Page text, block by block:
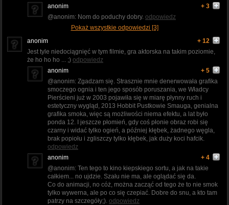
anonim
+ 3
@anonim: Nom do poduchy dobry. odpowiedz
Pokaż wszystkie odpowiedzi [3]
anonim
+ 12
Jest tyle niedociągnięć w tym filmie, gra aktorska na takim poziomie,
że ho ho ho ... ;) odpowiedz
anonim
+ 5
@anonim: Zgadzam się. Strasznie mnie denerwowała grafika
smoczego ognia i ten jego sposób poruszania, we Władcy
Pierścieni już w 2003 pojawiła się w miarę płynny ruch i
estetyczny wygląd, 2013 Hobbit Pustkowie Smauga, genialna
grafika smoka, więc są możliwości niema efektu, a lat było
ponda 12. I jeszcze płomień, gdy coś płonie obraz robi się
czarny i widać tylko ogień, a później kłębek, żadnego węgla,
brak popiołu i zgliszczy tylko kłębek, jak duży koci hafcik.
odpowiedz
anonim
+ 4
@anonim: Ten tego to kino kiepskiego sortu, a jak na takie
całkiem... no ujdzie. Szału nie ma, ale oglądać się da.
Co do animacji, no cóż, można zacząć od tego że to nie smok
tylko wywerna, ale po co się czepiać. Dobre do snu, a kto tam
patrzy na szczegóły;). odpowiedz